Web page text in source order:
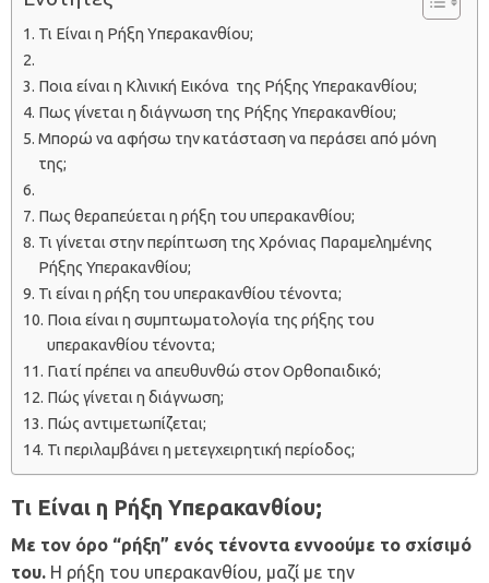
Τι Είναι η Ρήξη Yπερακανθίου;
Ποια είναι η Κλινική Εικόνα της Ρήξης Υπερακανθίου;
Πως γίνεται η διάγνωση της Ρήξης Υπερακανθίου;
Μπορώ να αφήσω την κατάσταση να περάσει από μόνη
της;
Πως θεραπεύεται η ρήξη του υπερακανθίου;
Τι γίνεται στην περίπτωση της Χρόνιας Παραμελημένης
Ρήξης Υπερακανθίου;
Τι είναι η ρήξη του υπερακανθίου τένοντα;
Ποια είναι η συμπτωματολογία της ρήξης του
υπερακανθίου τένοντα;
Γιατί πρέπει να απευθυνθώ στον Ορθοπαιδικό;
Πώς γίνεται η διάγνωση;
Πώς αντιμετωπίζεται;
Τι περιλαμβάνει η μετεγχειρητική περίοδος;
Τι Είναι η Ρήξη Yπερακανθίου;
Με τον όρο “ρήξη” ενός τένοντα εννοούμε το σχίσιμό
του. Η ρήξη του υπερακανθίου, μαζί με την